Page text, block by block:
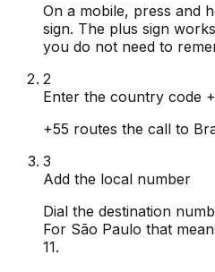
On a mobile, press and
sign. The plus sign
you do not need to
2
Enter the country code
+55 routes the call to
3
Add the local number
Dial the destination
For São Paulo that
11.